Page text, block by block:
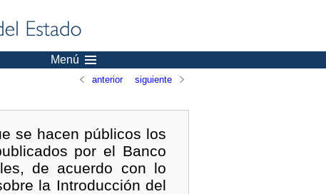
Menú
anterior siguiente
se hacen públicos los
por el Banco
de acuerdo con lo
la Introducción del